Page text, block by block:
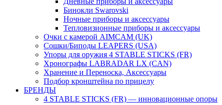
Бинокли Swarovski
Ночные приборы и аксессуары
Тепловизионные приборы и аксессуары
Очки с камерой AIMCAM (UK)
Сошки/Биподы LEAPERS (USA)
Упоры для оружия 4 STABLE STICKS (FR)
Хронографы LABRADAR LX (CAN)
Хранение и Переноска, Аксессуары
Подбор кронштейна по прицелу
БРЕНДЫ
4 STABLE STICKS (FR) — инновационные опоры